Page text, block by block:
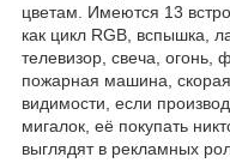
цветам. Имеются 13
как цикл RGB, вспышка,
телевизор, свеча, огонь,
пожарная машина,
видимости, если
мигалок, её покупать
выглядят в рекламных